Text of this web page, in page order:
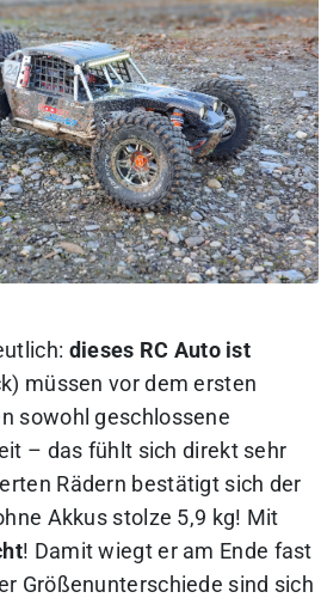
dieses RC Auto ist
müssen vor dem ersten
sowohl geschlossene
– das fühlt sich direkt sehr
Rädern bestätigt sich der
Akkus stolze 5,9 kg! Mit
! Damit wiegt er am Ende fast
Größenunterschiede sind sich